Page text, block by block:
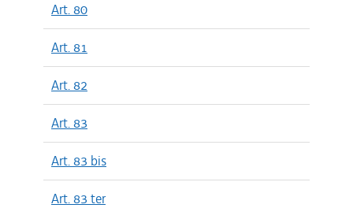
Art. 80
Art. 81
Art. 82
Art. 83
Art. 83 bis
Art. 83 ter